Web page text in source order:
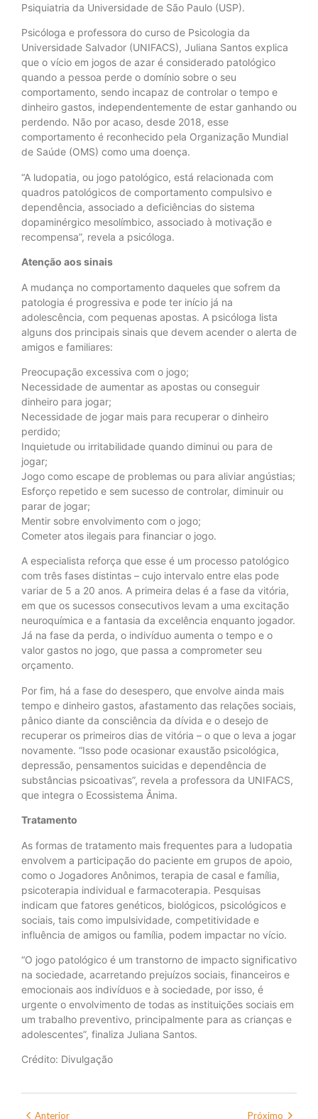
Psiquiatria da Universidade de São Paulo (USP).
Psicóloga e professora do curso de Psicologia da
Universidade Salvador (UNIFACS), Juliana Santos explica
que o vício em jogos de azar é considerado patológico
quando a pessoa perde o domínio sobre o seu
comportamento, sendo incapaz de controlar o tempo e
dinheiro gastos, independentemente de estar ganhando ou
perdendo. Não por acaso, desde 2018, esse
comportamento é reconhecido pela Organização Mundial
de Saúde (OMS) como uma doença.
“A ludopatia, ou jogo patológico, está relacionada com
quadros patológicos de comportamento compulsivo e
dependência, associado a deficiências do sistema
dopaminérgico mesolímbico, associado à motivação e
recompensa”, revela a psicóloga.
Atenção aos sinais
A mudança no comportamento daqueles que sofrem da
patologia é progressiva e pode ter início já na
adolescência, com pequenas apostas. A psicóloga lista
alguns dos principais sinais que devem acender o alerta de
amigos e familiares:
Preocupação excessiva com o jogo;
Necessidade de aumentar as apostas ou conseguir
dinheiro para jogar;
Necessidade de jogar mais para recuperar o dinheiro
perdido;
Inquietude ou irritabilidade quando diminui ou para de
jogar;
Jogo como escape de problemas ou para aliviar angústias;
Esforço repetido e sem sucesso de controlar, diminuir ou
parar de jogar;
Mentir sobre envolvimento com o jogo;
Cometer atos ilegais para financiar o jogo.
A especialista reforça que esse é um processo patológico
com três fases distintas – cujo intervalo entre elas pode
variar de 5 a 20 anos. A primeira delas é a fase da vitória,
em que os sucessos consecutivos levam a uma excitação
neuroquímica e a fantasia da excelência enquanto jogador.
Já na fase da perda, o indivíduo aumenta o tempo e o
valor gastos no jogo, que passa a comprometer seu
orçamento.
Por fim, há a fase do desespero, que envolve ainda mais
tempo e dinheiro gastos, afastamento das relações sociais,
pânico diante da consciência da dívida e o desejo de
recuperar os primeiros dias de vitória – o que o leva a jogar
novamente. “Isso pode ocasionar exaustão psicológica,
depressão, pensamentos suicidas e dependência de
substâncias psicoativas”, revela a professora da UNIFACS,
que integra o Ecossistema Ânima.
Tratamento
As formas de tratamento mais frequentes para a ludopatia
envolvem a participação do paciente em grupos de apoio,
como o Jogadores Anônimos, terapia de casal e família,
psicoterapia individual e farmacoterapia. Pesquisas
indicam que fatores genéticos, biológicos, psicológicos e
sociais, tais como impulsividade, competitividade e
influência de amigos ou família, podem impactar no vício.
“O jogo patológico é um transtorno de impacto significativo
na sociedade, acarretando prejuízos sociais, financeiros e
emocionais aos indivíduos e à sociedade, por isso, é
urgente o envolvimento de todas as instituições sociais em
um trabalho preventivo, principalmente para as crianças e
adolescentes”, finaliza Juliana Santos.
Crédito: Divulgação
Anterior Próximo